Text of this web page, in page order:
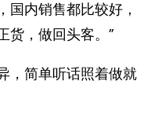
国内销售都比较好，
货，做回头客。”
，简单听话照着做就